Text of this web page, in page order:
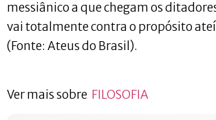
messiânico a que chegam os
vai totalmente contra o propósito
(Fonte: Ateus do Brasil).
Ver mais sobre FILOSOFIA